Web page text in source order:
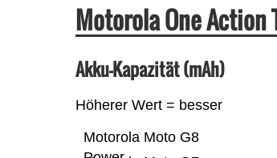
Motorola One
Akku-Kapazität (mAh)
Höherer Wert = besser
Motorola Moto G8